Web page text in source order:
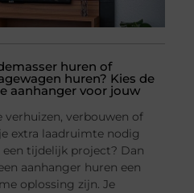
huren of
huren? Kies de
aanhanger voor jouw
verhuizen, verbouwen of
extra laadruimte nodig
een tijdelijk project? Dan
aanhanger huren een
oplossing zijn. Je